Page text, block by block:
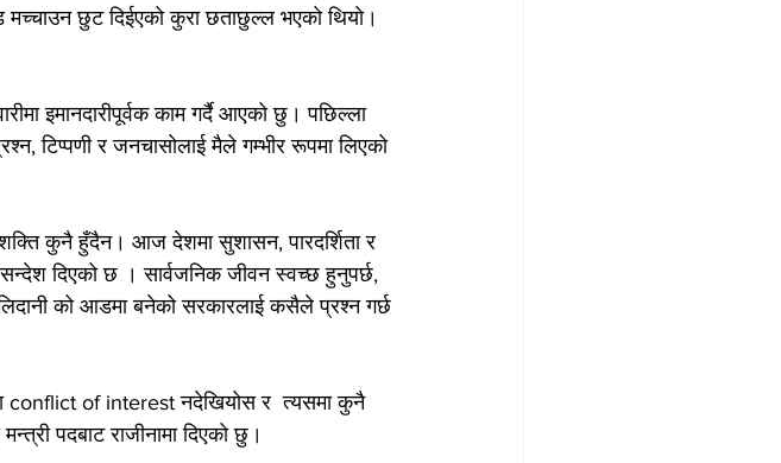
मच्चाउन छुट दिईएको कुरा छताछुल्ल भएको थियो।
इमानदारीपूर्वक काम गर्दै आएको छु। पछिल्ला
टिप्पणी र जनचासोलाई मैले गम्भीर रूपमा लिएको
शक्ति कुनै हुँदैन। आज देशमा सुशासन, पारदर्शिता र
दिएको छ । सार्वजनिक जीवन स्वच्छ हुनुपर्छ,
को आडमा बनेको सरकारलाई कसैले प्रश्न गर्छ
conflict of interest नदेखियोस र  त्यसमा कुनै
पदबाट राजीनामा दिएको छु।